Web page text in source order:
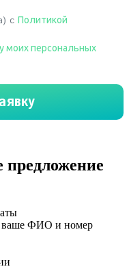
предложение
ваше ФИО и номер